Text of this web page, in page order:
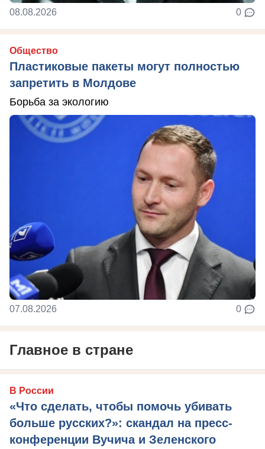
08.08.2026 0
Общество
Пластиковые пакеты могут полностью
запретить в Молдове
Борьба за экологию
07.08.2026 0
Главное в стране
В России
«Что сделать, чтобы помочь убивать
больше русских?»: скандал на пресс-
конференции Вучича и Зеленского